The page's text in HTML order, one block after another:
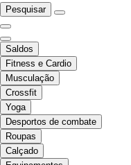
Pesquisar
Saldos
Fitness e Cardio
Musculação
Crossfit
Yoga
Desportos de combate
Roupas
Calçado